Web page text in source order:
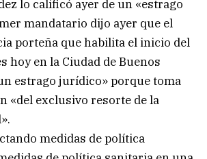
lo calificó ayer de un «estrago
mandatario dijo ayer que el
porteña que habilita el inicio del
hoy en la Ciudad de Buenos
estrago jurídico» porque toma
«del exclusivo resorte de la
medidas de política